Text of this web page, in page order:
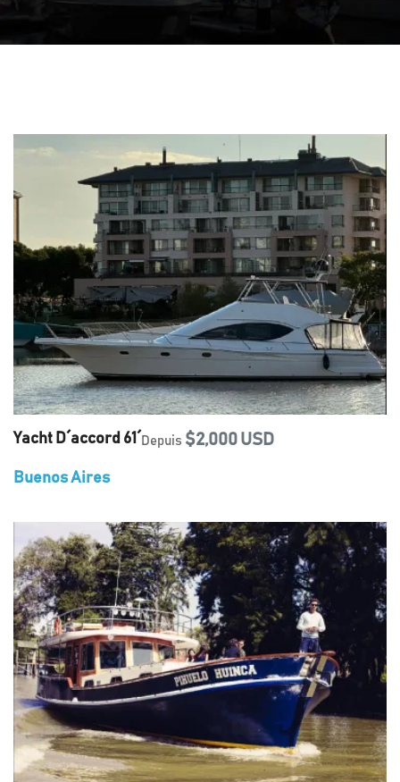
Yacht D´accord 61´ Depuis $2,000 USD
Buenos Aires